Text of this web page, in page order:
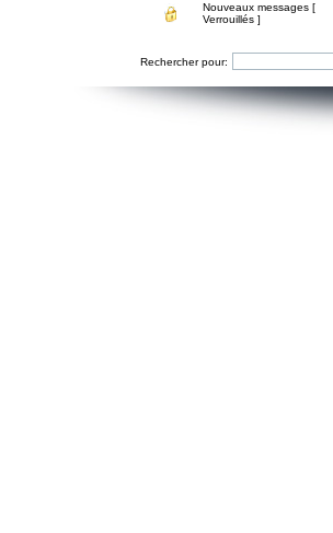
Nouveaux messages [
Verrouillés ]
Rechercher pour: